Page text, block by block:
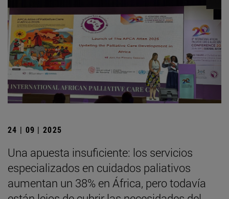
24 | 09 | 2025
Una apuesta insuficiente: los servicios
especializados en cuidados paliativos
aumentan un 38% en África, pero todavía